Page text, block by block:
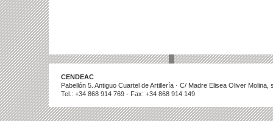
CENDEAC
Pabellón 5. Antiguo Cuartel de Artillería · C/ Madre Elisea Oliver
Tel.: +34 868 914 769 - Fax: +34 868 914 149